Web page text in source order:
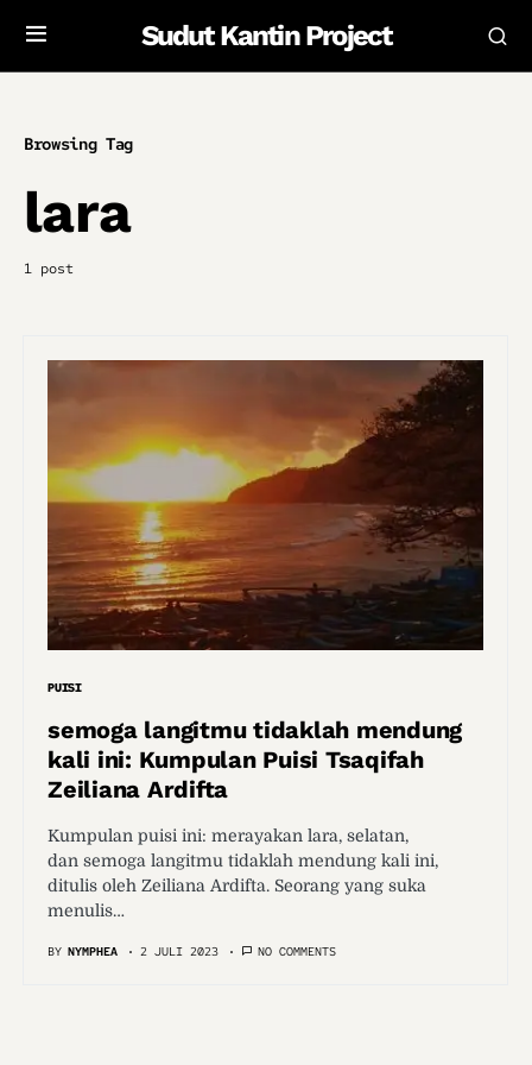
Sudut Kantin Project
Browsing Tag
lara
1 post
PUISI
semoga langitmu tidaklah mendung
kali ini: Kumpulan Puisi Tsaqifah
Zeiliana Ardifta
Kumpulan puisi ini: merayakan lara, selatan,
dan semoga langitmu tidaklah mendung kali ini,
ditulis oleh Zeiliana Ardifta. Seorang yang suka
menulis…
BY NYMPHEA 2 JULI 2023 NO COMMENTS